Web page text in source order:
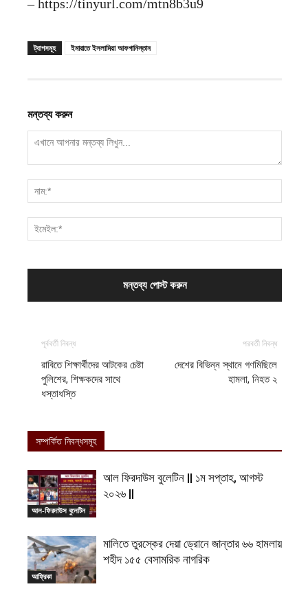
– https://tinyurl.com/mtn8b3u9
ট্যাগসমূহ ইমারাতে ইসলামিয়া আফগানিস্তান
মন্তব্য করুন
পূর্ববর্তী নিবন্ধ
রাবিতে শিক্ষার্থীদের আটকের চেষ্টা
পুলিশের, শিক্ষকদের সাথে
ধস্তাধস্তি
পরবর্তী নিবন্ধ
দেশের বিভিন্ন স্থানে গণমিছিলে
হামলা, নিহত ২
সম্পর্কিত নিবন্ধসমূহ
আল-ফিরদাউস বুলেটিন
আল ফিরদাউস বুলেটিন || ১ম সপ্তাহ, আগস্ট
২০২৬ ||
আফ্রিকা
মালিতে তুরস্কের দেয়া ড্রোনে জান্তার ৬৬ হামলায়
শহীদ ১৫৫ বেসামরিক নাগরিক